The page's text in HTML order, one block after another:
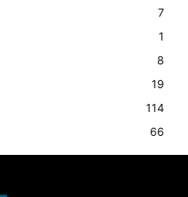
7
1
8
19
114
66